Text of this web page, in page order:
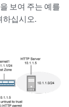
보여 주는 예를
하십시오.